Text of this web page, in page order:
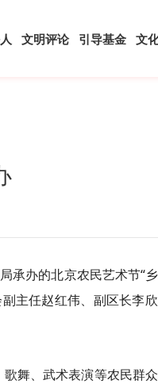
文明评论 引导基金 文
承办的北京农民艺术节“
主任赵红伟、副区长李欣
舞、武术表演等农民群